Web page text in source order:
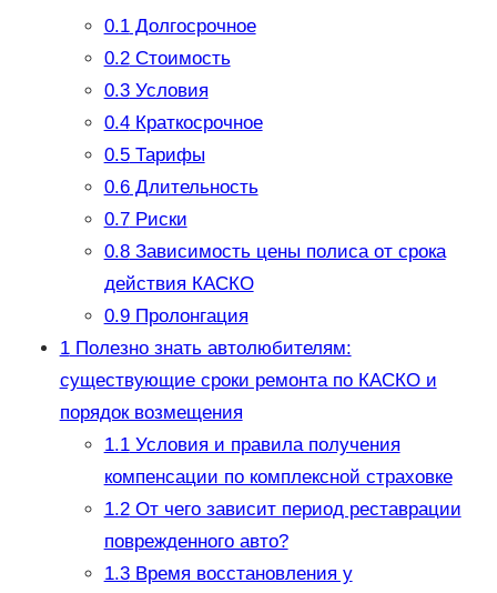
0.1Долгосрочное
0.2Стоимость
0.3Условия
0.4Краткосрочное
0.5Тарифы
0.6Длительность
0.7Риски
0.8Зависимость цены полиса от срока
действия КАСКО
0.9Пролонгация
1Полезно знать автолюбителям:
существующие сроки ремонта по КАСКО и
порядок возмещения
1.1Условия и правила получения
компенсации по комплексной страховке
1.2От чего зависит период реставрации
поврежденного авто?
1.3Время восстановления у